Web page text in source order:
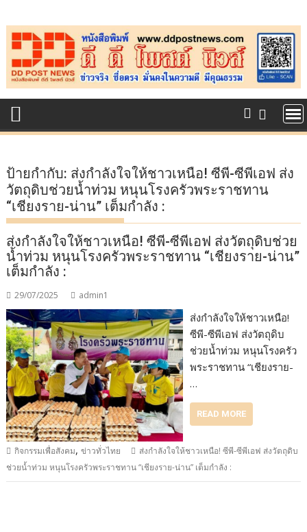
to
content
ป้ายกำกับ: ส่งกำลังใจให้ชาวเหนือ! ซีพี-ซีพีเอฟ ส่ง
วัตถุดิบช่วยน้ำท่วม หนุนโรงครัวพระราชทาน
“เชียงราย-น่าน” เต็มกำลัง :
ส่งกำลังใจให้ชาวเหนือ! ซีพี-ซีพีเอฟ ส่งวัตถุดิบช่วย
น้ำท่วม หนุนโรงครัวพระราชทาน “เชียงราย-น่าน”
เต็มกำลัง :
29/07/2025 admin1
ส่งกำลังใจให้ชาวเหนือ!
ซีพี-ซีพีเอฟ ส่งวัตถุดิบ
ช่วยน้ำท่วม หนุนโรงครัว
พระราชทาน “เชียงราย-
…
READ MORE
กิจกรรมเพื่อสังคม,ข่าวทั่วไทย
ส่งกำลังใจให้ชาวเหนือ! ซีพี-ซีพีเอฟ ส่งวัตถุดิบ
ช่วยน้ำท่วม หนุนโรงครัวพระราชทาน “เชียงราย-น่าน” เต็มกำลัง :